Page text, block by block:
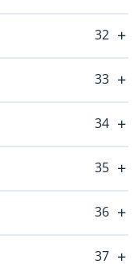
32
33
34
35
36
37